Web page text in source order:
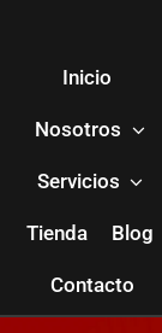
Inicio
Nosotros
Servicios
Tienda Blog
Contacto